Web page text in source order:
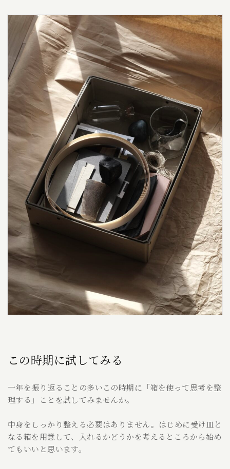
この時期に試してみる
一年を振り返ることの多いこの時期に「箱を使って思考を整
理する」ことを試してみませんか。
中身をしっかり整える必要はありません。はじめに受け皿と
なる箱を用意して、入れるかどうかを考えるところから始め
てもいいと思います。